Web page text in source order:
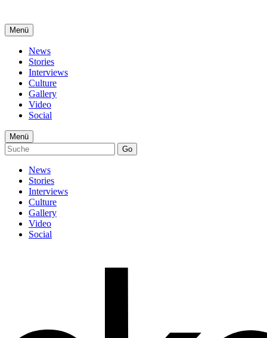
Menü
News
Stories
Interviews
Culture
Gallery
Video
Social
Menü
Go
News
Stories
Interviews
Culture
Gallery
Video
Social